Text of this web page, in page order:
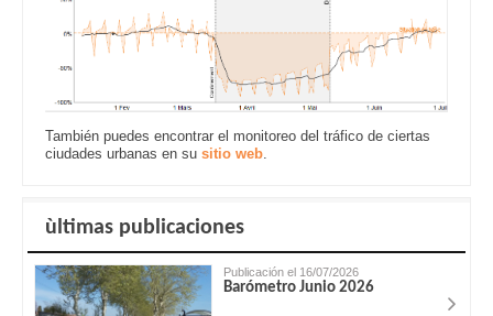
También puedes encontrar el monitoreo del tráfico de ciertas
ciudades urbanas en su sitio web.
ùltimas publicaciones
Publicación el 16/07/2026
Barómetro Junio 2026